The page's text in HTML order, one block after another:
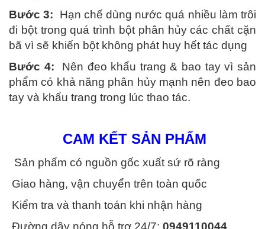
Bước 3:
Hạn chế dùng nước quá nhiều làm trôi
đi bột trong quá trình bột phân hủy các chất cặn
bã vì sẽ khiến bột không phát huy hết tác dụng
Bước 4:
Nên đeo khẩu trang & bao tay vì sản
phẩm có khả năng phân hủy mạnh nên đeo bao
tay và khẩu trang trong lúc thao tác.
CAM KẾT SẢN PHẨM
Sản phẩm có nguồn gốc xuất sứ rõ ràng
Giao hàng, vận chuyển trên toàn quốc
Kiểm tra và thanh toán khi nhận hàng
Đường dây nóng hỗ trợ 24/7: 0949110044